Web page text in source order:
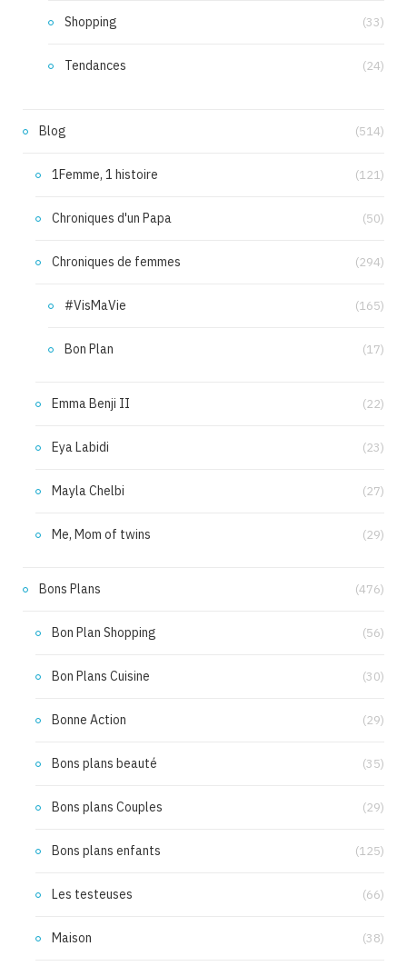
Shopping (33)
Tendances (24)
Blog (514)
1Femme, 1 histoire (121)
Chroniques d'un Papa (50)
Chroniques de femmes (294)
#VisMaVie (165)
Bon Plan (17)
Emma Benji II (22)
Eya Labidi (23)
Mayla Chelbi (27)
Me, Mom of twins (29)
Bons Plans (476)
Bon Plan Shopping (56)
Bon Plans Cuisine (30)
Bonne Action (29)
Bons plans beauté (35)
Bons plans Couples (29)
Bons plans enfants (125)
Les testeuses (66)
Maison (38)